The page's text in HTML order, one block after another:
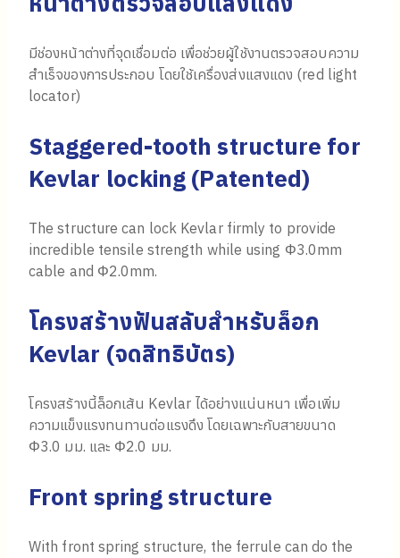
มีช่องหน้าต่างที่จุดเชื่อมต่อ เพื่อช่วยผู้ใช้งานตรวจสอบความ
สำเร็จของการประกอบ โดยใช้เครื่องส่งแสงแดง (red light
locator)
Staggered-tooth structure for
Kevlar locking (Patented)
The structure can lock Kevlar firmly to provide
incredible tensile strength while using Φ3.0mm
cable and Φ2.0mm.
โครงสร้างฟันสลับสำหรับล็อก
Kevlar (จดสิทธิบัตร)
โครงสร้างนี้ล็อกเส้น Kevlar ได้อย่างแน่นหนา เพื่อเพิ่ม
ความแข็งแรงทนทานต่อแรงดึง โดยเฉพาะกับสายขนาด
Φ3.0 มม. และ Φ2.0 มม.
Front spring structure
With front spring structure, the ferrule can do the